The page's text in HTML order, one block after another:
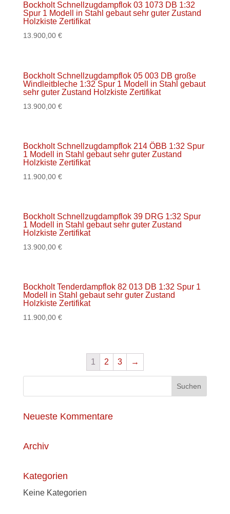
Bockholt Schnellzugdampflok 03 1073 DB 1:32
Spur 1 Modell in Stahl gebaut sehr guter Zustand
Holzkiste Zertifikat
13.900,00 €
Bockholt Schnellzugdampflok 05 003 DB große
Windleitbleche 1:32 Spur 1 Modell in Stahl gebaut
sehr guter Zustand Holzkiste Zertifikat
13.900,00 €
Bockholt Schnellzugdampflok 214 ÖBB 1:32 Spur
1 Modell in Stahl gebaut sehr guter Zustand
Holzkiste Zertifikat
11.900,00 €
Bockholt Schnellzugdampflok 39 DRG 1:32 Spur
1 Modell in Stahl gebaut sehr guter Zustand
Holzkiste Zertifikat
13.900,00 €
Bockholt Tenderdampflok 82 013 DB 1:32 Spur 1
Modell in Stahl gebaut sehr guter Zustand
Holzkiste Zertifikat
11.900,00 €
1 2 3 →
Neueste Kommentare
Archiv
Kategorien
Keine Kategorien